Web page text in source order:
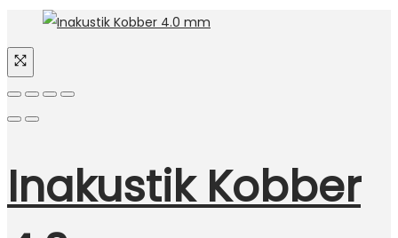
Inakustik Kobber